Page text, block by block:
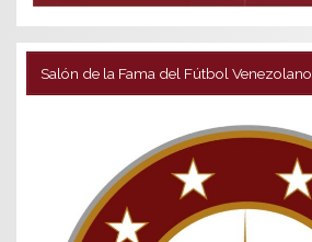
Salón de la Fama del Fútbol Venezolano